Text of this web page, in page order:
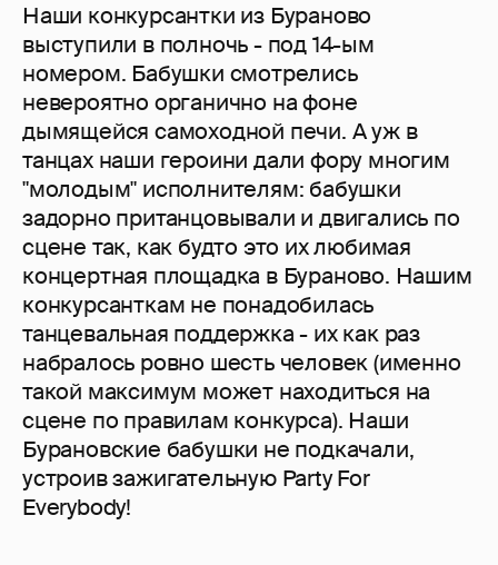
Наши конкурсантки из Бураново
выступили в полночь - под 14-ым
номером. Бабушки смотрелись
невероятно органично на фоне
дымящейся самоходной печи. А уж в
танцах наши героини дали фору многим
"молодым" исполнителям: бабушки
задорно пританцовывали и двигались по
сцене так, как будто это их любимая
концертная площадка в Бураново. Нашим
конкурсанткам не понадобилась
танцевальная поддержка - их как раз
набралось ровно шесть человек (именно
такой максимум может находиться на
сцене по правилам конкурса). Наши
Бурановские бабушки не подкачали,
устроив зажигательную Party For
Everybody!